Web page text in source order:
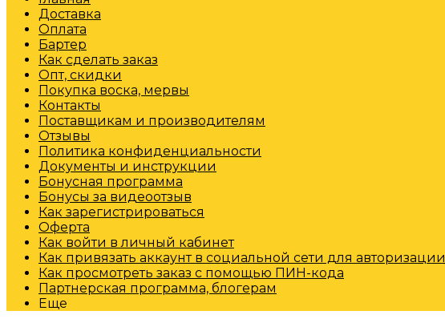
Доставка
Оплата
Бартер
Как сделать заказ
Опт, скидки
Покупка воска, мервы
Контакты
Поставщикам и производителям
Отзывы
Политика конфиденциальности
Документы и инструкции
Бонусная программа
Бонусы за видеоотзыв
Как зарегистрироваться
Оферта
Как войти в личный кабинет
Как привязать аккаунт в социальной сети для авторизации
Как просмотреть заказ с помощью ПИН-кода
Партнерская программа, блогерам
Еще